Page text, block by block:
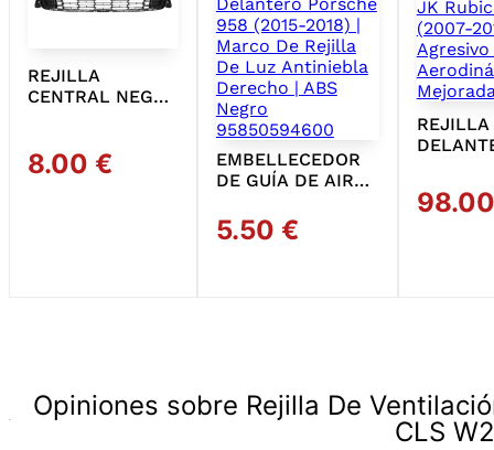
REJILLA
CENTRAL NEGRA
DELANTERO
CITROËN
8.00 €
EMBELLECEDOR
DE GUÍA DE AIRE
PARACHOQUES
DELANTERO
NEGRO
95850594600
5.50 €
VER FICHA
REJILLA
Opiniones sobre Rejilla De
CLS